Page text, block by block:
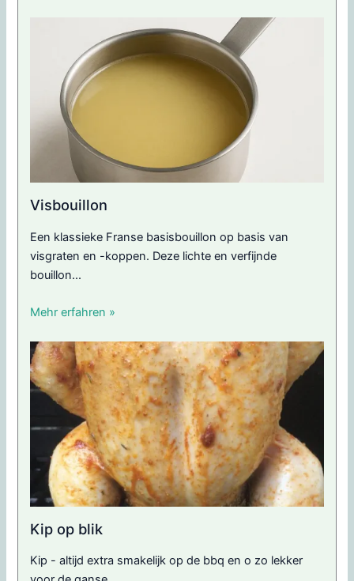
Visbouillon
Een klassieke Franse basisbouillon op basis van
visgraten en -koppen. Deze lichte en verfijnde
bouillon...
Mehr erfahren »
Kip op blik
Kip - altijd extra smakelijk op de bbq en o zo lekker